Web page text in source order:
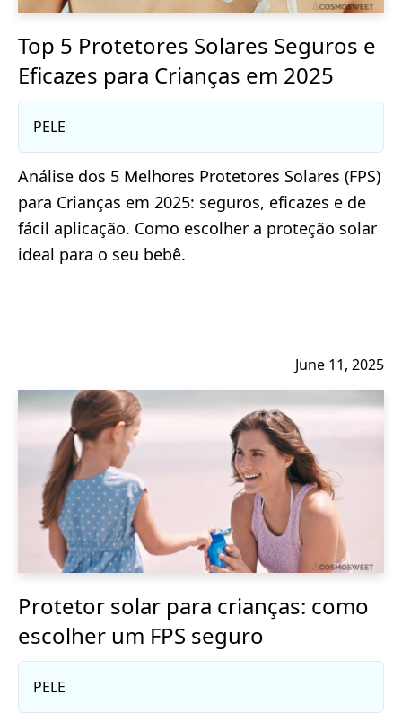
Top 5 Protetores Solares Seguros e
Eficazes para Crianças em 2025
PELE
Análise dos 5 Melhores Protetores Solares (FPS)
para Crianças em 2025: seguros, eficazes e de
fácil aplicação. Como escolher a proteção solar
ideal para o seu bebê.
June 11, 2025
Protetor solar para crianças: como
escolher um FPS seguro
PELE